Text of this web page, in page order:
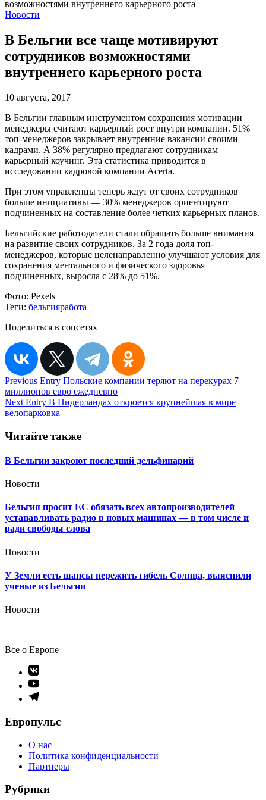
Новости
В Бельгии все чаще мотивируют
сотрудников возможностями
внутреннего карьерного роста
10 августа, 2017
В Бельгии главным инструментом сохранения мотивации
менеджеры считают карьерный рост внутри компании. 51%
топ-менеджеров закрывает внутренние вакансии своими
кадрами. А 38% регулярно предлагают сотрудникам
карьерный коучинг. Эта статистика приводится в
исследовании кадровой компании Acerta.
При этом управленцы теперь ждут от своих сотрудников
больше инициативы — 30% менеджеров ориентируют
подчиненных на составление более четких карьерных планов.
Бельгийские работодатели стали обращать больше внимания
на развитие своих сотрудников. За 2 года доля топ-
менеджеров, которые целенаправленно улучшают условия для
сохранения ментального и физического здоровья
подчиненных, выросла с 28% до 51%.
Фото: Pexels
Теги: бельгияработа
Поделиться в соцсетях
Навигация
по
записям
Previous Entry Польские компании теряют на перекурах 7
миллионов евро ежедневно
Next Entry В Нидерландах откроется крупнейшая в мире
велопарковка
Читайте также
В Бельгии закроют последний дельфинарий
Новости
Бельгия просит ЕС обязать всех автопроизводителей
устанавливать радио в новых машинах — в том числе и
ради свободы слова
Новости
У Земли есть шансы пережить гибель Солнца, выяснили
ученые из Бельгии
Новости
Все о Европе
Элемент
меню
Элемент
меню
Элемент
Европульс
О нас
Политика конфиденциальности
Партнеры
Рубрики